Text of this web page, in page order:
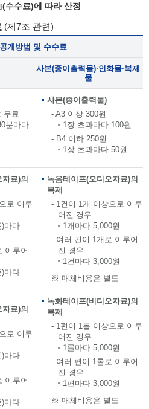
수수료)에 따라 산정
(제7조 관련)
공개방법 및 수수료
사본(종이출력물)·인화물·복제
물
무료
분마다
사본(종이출력물)
- A3 이상 300원
1장 초과마다 100원
- B4 이하 250원
1장 초과마다 50원
료)의
로 이루
)마다
이루어
)마다
료)의
로 이루
)마다
이루어
)마다
녹음테이프(오디오자료)의
복제
- 1건이 1개 이상으로 이루
어진 경우
1개마다 5,000원
- 여러 건이 1개로 이루어
진 경우
1건마다 3,000원
※ 매체비용은 별도
녹화테이프(비디오자료)의
복제
- 1편이 1롤 이상으로 이루
어진 경우
1롤마다 5,000원
- 여러 편이 1롤로 이루어
진 경우
1편마다 3,000원
※ 매체비용은 별도